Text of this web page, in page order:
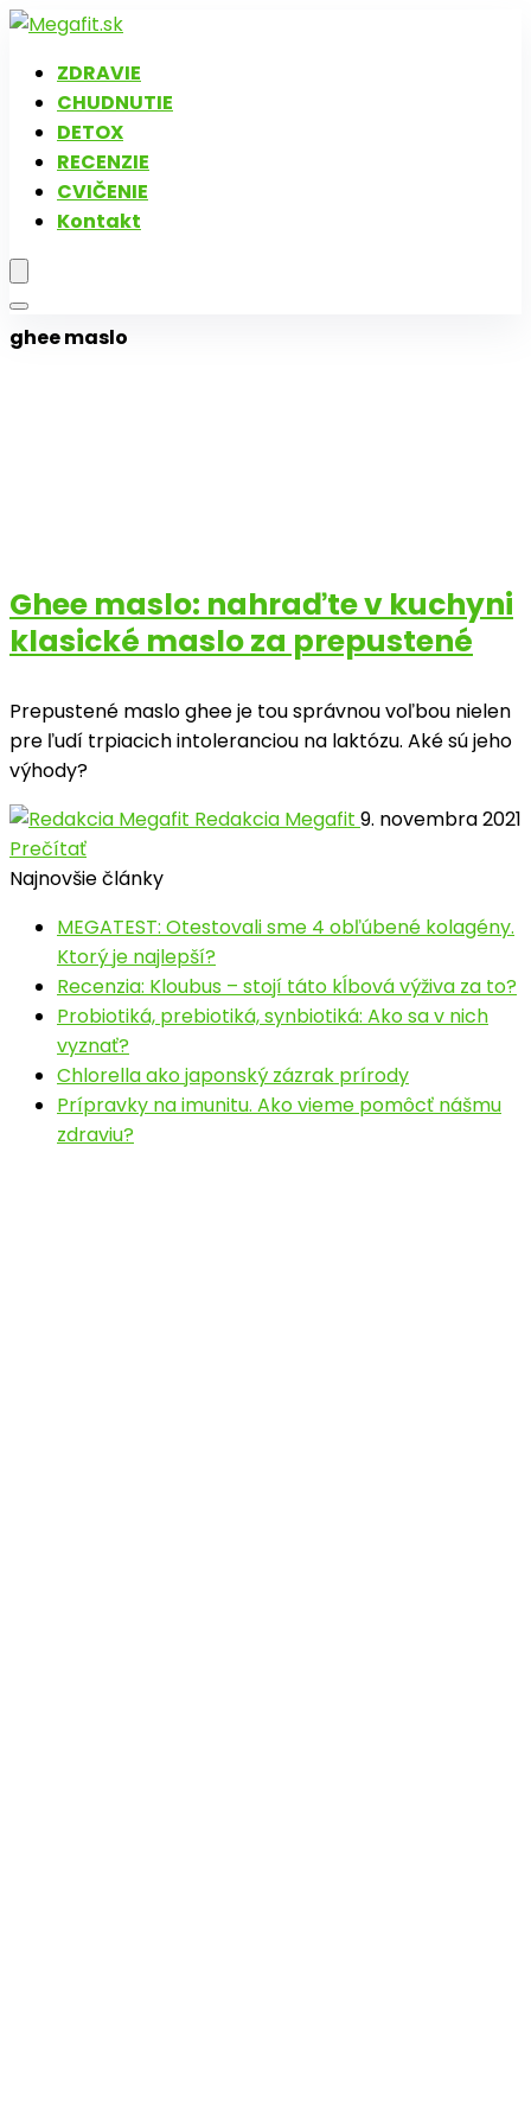
ZDRAVIE
CHUDNUTIE
DETOX
RECENZIE
CVIČENIE
Kontakt
ghee maslo
Ghee maslo: nahraďte v kuchyni
klasické maslo za prepustené
Prepustené maslo ghee je tou správnou voľbou nielen
pre ľudí trpiacich intoleranciou na laktózu. Aké sú jeho
výhody?
Redakcia Megafit 9. novembra 2021
Prečítať
Najnovšie články
MEGATEST: Otestovali sme 4 obľúbené kolagény.
Ktorý je najlepší?
Recenzia: Kloubus – stojí táto kĺbová výživa za to?
Probiotiká, prebiotiká, synbiotiká: Ako sa v nich
vyznať?
Chlorella ako japonský zázrak prírody
Prípravky na imunitu. Ako vieme pomôcť nášmu
zdraviu?